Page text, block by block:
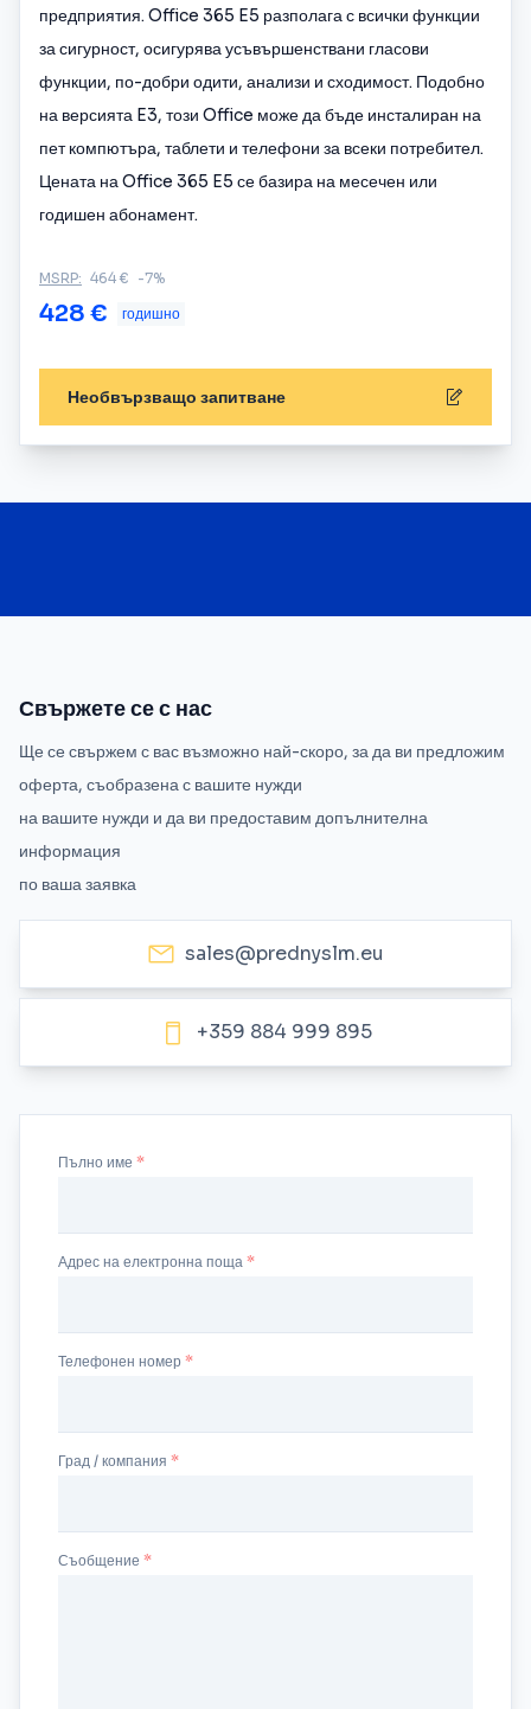
предприятия. Office 365 E5 разполага с всички функции
за сигурност, осигурява усъвършенствани гласови
функции, по-добри одити, анализи и сходимост. Подобно
на версията E3, този Office може да бъде инсталиран на
пет компютъра, таблети и телефони за всеки потребител.
Цената на Office 365 E5 се базира на месечен или
годишен абонамент.
MSRP: 464 € -7%
428 € годишно
Необвързващо запитване
Свържете се с нас
Ще се свържем с вас възможно най-скоро, за да ви предложим
оферта, съобразена с вашите нужди
на вашите нужди и да ви предоставим допълнителна
информация
по ваша заявка
sales@prednyslm.eu
+359 884 999 895
Съобщение
Пълно име
Адрес на електронна поща
Телефонен номер
Град / компания